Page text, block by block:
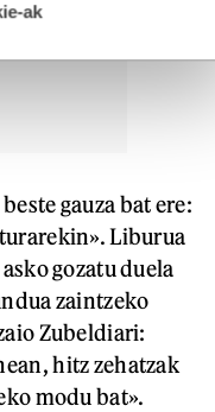
ak
gauza bat ere:
Liburua
gozatu duela
zaintzeko
Zubeldiari:
hitz zehatzak
modu bat».